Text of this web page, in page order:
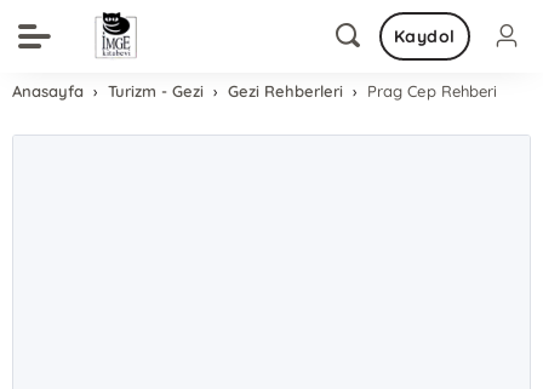
Kaydol
Anasayfa Turizm - Gezi Gezi Rehberleri Prag Cep Rehberi